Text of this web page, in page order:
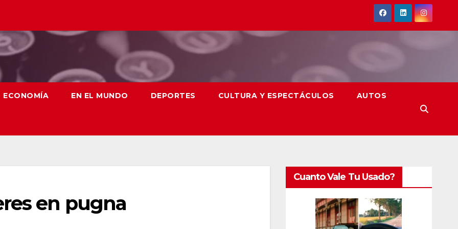
ECONOMÍA EN EL MUNDO DEPORTES CULTURA Y ESPECTÁCULOS AUTOS
en pugna
Cuanto Vale Tu Usado?